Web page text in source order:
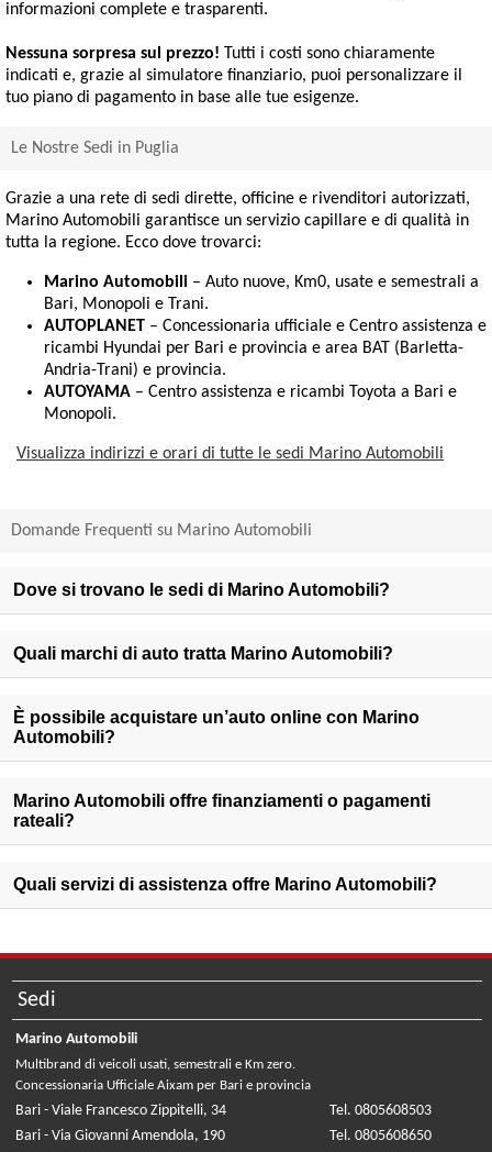
informazioni complete e trasparenti.
Nessuna sorpresa sul prezzo! Tutti i costi sono chiaramente
indicati e, grazie al simulatore finanziario, puoi personalizzare il
tuo piano di pagamento in base alle tue esigenze.
Le Nostre Sedi in Puglia
Grazie a una rete di sedi dirette, officine e rivenditori autorizzati,
Marino Automobili garantisce un servizio capillare e di qualità in
tutta la regione. Ecco dove trovarci:
Marino Automobili – Auto nuove, Km0, usate e semestrali a
Bari, Monopoli e Trani.
AUTOPLANET – Concessionaria ufficiale e Centro assistenza e
ricambi Hyundai per Bari e provincia e area BAT (Barletta-
Andria-Trani) e provincia.
AUTOYAMA – Centro assistenza e ricambi Toyota a Bari e
Monopoli.
Visualizza indirizzi e orari di tutte le sedi Marino Automobili
Domande Frequenti su Marino Automobili
Dove si trovano le sedi di Marino Automobili?
Quali marchi di auto tratta Marino Automobili?
È possibile acquistare un’auto online con Marino
Automobili?
Marino Automobili offre finanziamenti o pagamenti
rateali?
Quali servizi di assistenza offre Marino Automobili?
Sedi
Marino Automobili
Multibrand di veicoli usati, semestrali e Km zero.
Concessionaria Ufficiale Aixam per Bari e provincia
Bari - Viale Francesco Zippitelli, 34
Tel. 0805608503
Bari - Via Giovanni Amendola, 190
Tel. 0805608650